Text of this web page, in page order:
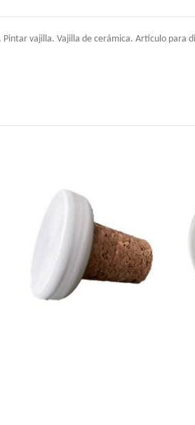
vajilla. Vajilla de cerámica. Artículo para